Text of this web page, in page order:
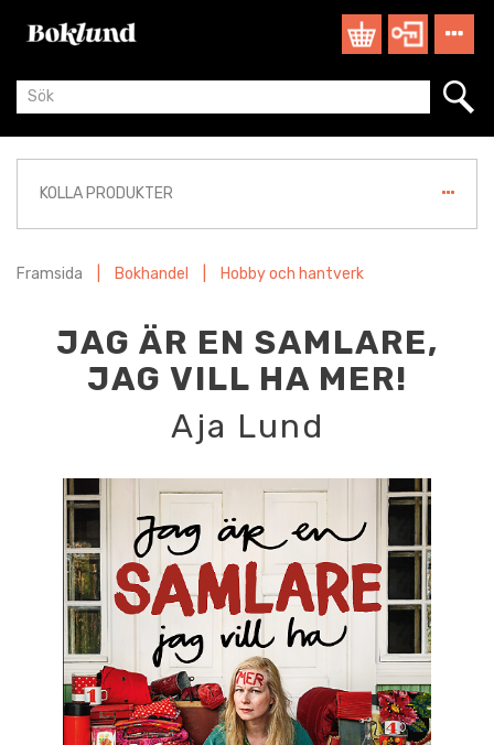
KOLLA PRODUKTER
Framsida Bokhandel Hobby och hantverk
JAG ÄR EN SAMLARE,
JAG VILL HA MER!
Aja Lund